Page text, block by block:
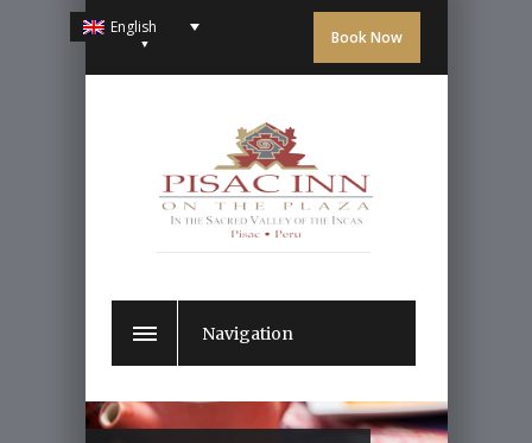
Book Now
English
Navigation